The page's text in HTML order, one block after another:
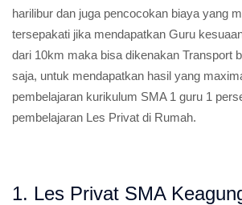
harilibur dan juga pencocokan biaya yang
tersepakati jika mendapatkan Guru
dari 10km maka bisa dikenakan Transport
saja, untuk mendapatkan hasil yang
pembelajaran kurikulum SMA 1 guru 1
pembelajaran Les Privat di Rumah.
1. Les Privat SMA